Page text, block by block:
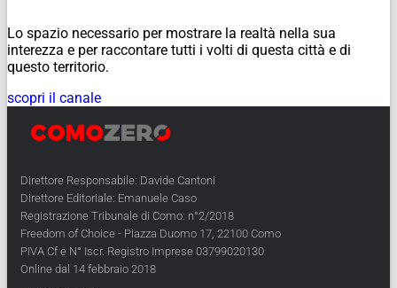
Lo spazio necessario per mostrare la realtà nella sua
interezza e per raccontare tutti i volti di questa città e di
questo territorio.
scopri il canale
Direttore Responsabile: Davide Cantoni
Direttore Editoriale: Emanuele Caso
Registrazione Tribunale di Como: n°2/2018
Freedom of Choice - Piazza Duomo 17, 22100 Como
PIVA Cf e N° Iscr. Registro Imprese 03799020130
Online dal 14 febbraio 2018